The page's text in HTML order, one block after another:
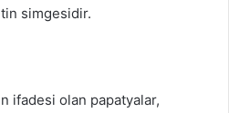
simgesidir.
ifadesi olan papatyalar,